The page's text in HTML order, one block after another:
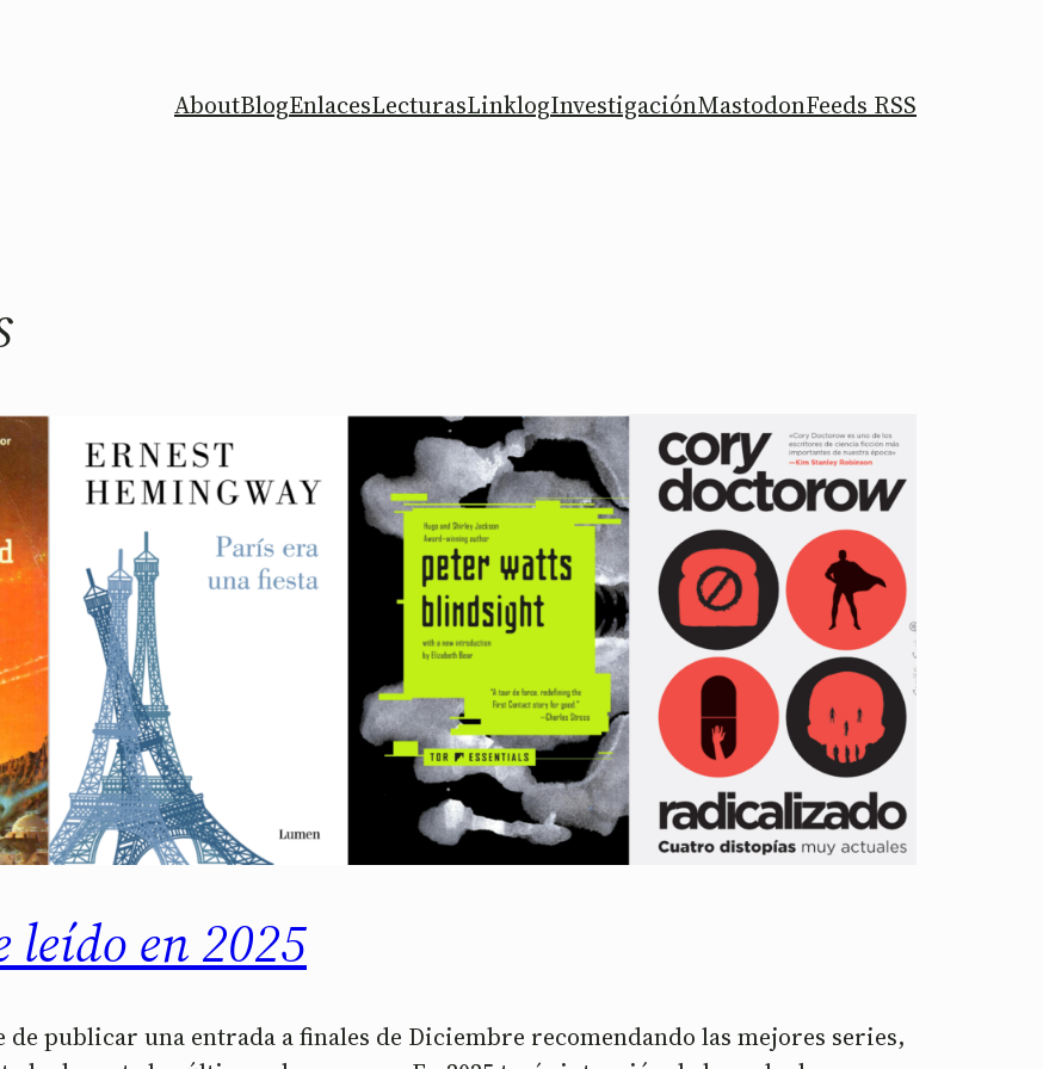
AboutBlogEnlacesLecturasLinklogInvestigaciónMastodonFeeds RSS
leído en 2025
publicar una entrada a finales de Diciembre recomendando las mejores series,